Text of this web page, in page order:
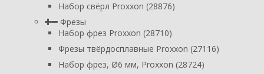
Набор свёрл Proxxon (28876)
Фрезы
Набор фрез Proxxon (28710)
Фрезы твёрдосплавные Proxxon (27116)
Набор фрез, Ø6 мм, Proxxon (28724)